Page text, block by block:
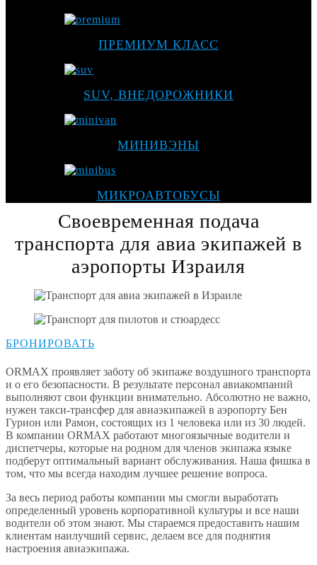
ПРЕМИУМ КЛАСС
SUV, ВНЕДОРОЖНИКИ
МИНИВЭНЫ
МИКРОАВТОБУСЫ
Своевременная подача
транспорта для авиа экипажей в
аэропорты Израиля
БРОНИРОВАТЬ
ORMAX проявляет заботу об экипаже воздушного транспорта
и о его безопасности. В результате персонал авиакомпаний
выполняют свои функции внимательно. Абсолютно не важно,
нужен такси-трансфер для авиаэкипажей в аэропорту Бен
Гурион или Рамон, состоящих из 1 человека или из 30 людей.
В компании ORMAX работают многоязычные водители и
диспетчеры, которые на родном для членов экипажа языке
подберут оптимальный вариант обслуживания. Наша фишка в
том, что мы всегда находим лучшее решение вопроса.
За весь период работы компании мы смогли выработать
определенный уровень корпоративной культуры и все наши
водители об этом знают. Мы стараемся предоставить нашим
клиентам наилучший сервис, делаем все для поднятия
настроения авиаэкипажа.